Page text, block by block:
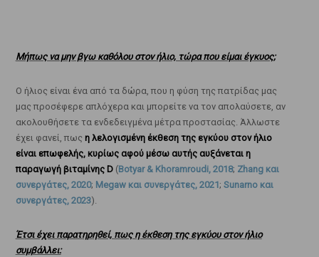
Μήπως να μην βγω καθόλου στον ήλιο, τώρα που είμαι έγκυος;
Ο ήλιος είναι ένα από τα δώρα, που η φύση της πατρίδας μας
μας προσέφερε απλόχερα και μπορείτε να τον απολαύσετε, αν
ακολουθήσετε τα ενδεδειγμένα μέτρα προστασίας. Άλλωστε
έχει φανεί, πως η λελογισμένη έκθεση της εγκύου στον ήλιο
είναι επωφελής, κυρίως αφού μέσω αυτής αυξάνεται η
παραγωγή βιταμίνης D(Botyar & Khoramroudi, 2018; Zhang και
συνεργάτες, 2020; Megaw και συνεργάτες, 2021; Sunarno και
συνεργάτες, 2023).
Έτσι έχει παρατηρηθεί, πως η έκθεση της εγκύου στον ήλιο
συμβάλλει: